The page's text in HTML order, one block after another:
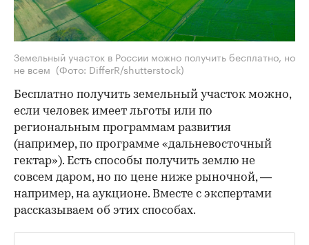
Земельный участок в России можно получить бесплатно, но
не всем (Фото: DifferR/shutterstock)
Бесплатно получить земельный участок можно,
если человек имеет льготы или по
региональным программам развития
(например, по программе «дальневосточный
гектар»). Есть способы получить землю не
совсем даром, но по цене ниже рыночной, —
например, на аукционе. Вместе с экспертами
рассказываем об этих способах.